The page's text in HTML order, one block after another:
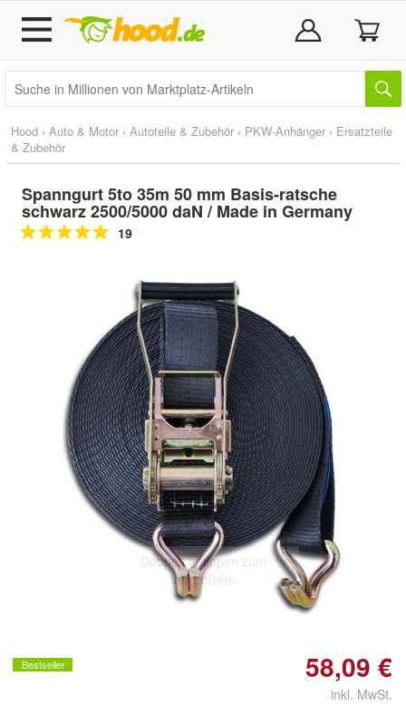
Hood › Auto & Motor › Autoteile & Zubehör › PKW-Anhänger › Ersatzteile
& Zubehör
Spanngurt 5to 35m 50 mm Basis-ratsche
schwarz 2500/5000 daN / Made in Germany
19
Doppelt antippen zum
vergrößern
Bestseller 58,09 €
inkl. MwSt.